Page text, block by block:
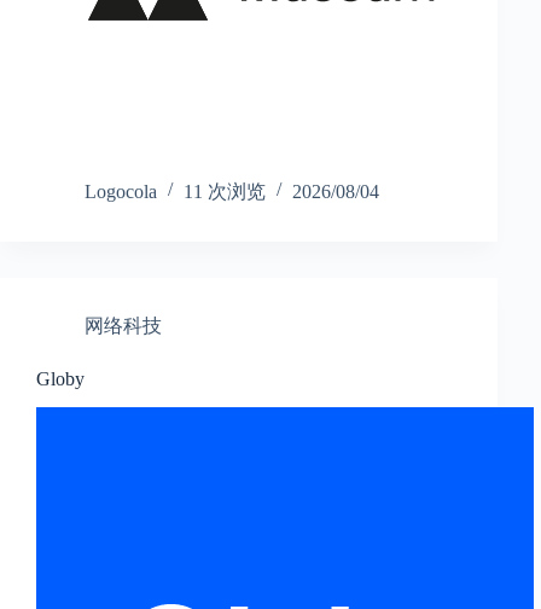
Logocola 11 次浏览 2026/08/04
网络科技
Globy